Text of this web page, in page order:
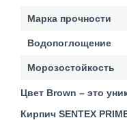
Марка прочности
Водопоглощение
Морозостойкость
Цвет Brown – это
Кирпич SENTEX